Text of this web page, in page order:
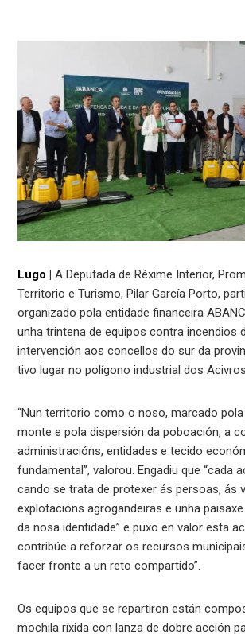
Lugo | A Deputada de Réxime Interior,
Territorio e Turismo, Pilar García Porto,
organizado pola entidade financeira
unha trintena de equipos contra incendios
intervención aos concellos do sur da
tivo lugar no polígono industrial dos
“Nun territorio como o noso, marcado
monte e pola dispersión da poboación, a
administracións, entidades e tecido
fundamental”, valorou. Engadiu que “cada
cando se trata de protexer ás persoas, ás
explotacións agrogandeiras e unha
da nosa identidade” e puxo en valor esta
contribúe a reforzar os recursos
facer fronte a un reto compartido”.
Os equipos que se repartiron están
mochila ríxida con lanza de dobre acción